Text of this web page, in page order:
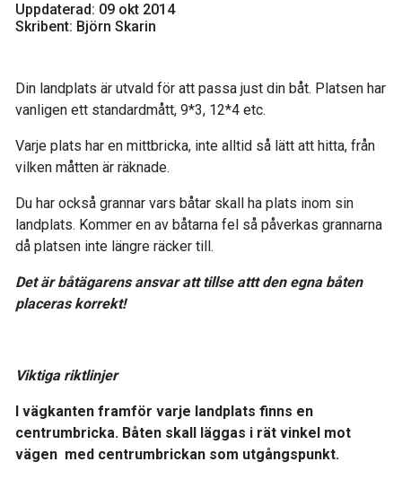
Uppdaterad: 09 okt 2014
Skribent: Björn Skarin
Din landplats är utvald för att passa just din båt. Platsen har
vanligen ett standardmått, 9*3, 12*4 etc.
Varje plats har en mittbricka, inte alltid så lätt att hitta, från
vilken måtten är räknade.
Du har också grannar vars båtar skall ha plats inom sin
landplats. Kommer en av båtarna fel så påverkas grannarna
då platsen inte längre räcker till.
Det är båtägarens ansvar att tillse attt den egna båten
placeras korrekt!
Viktiga riktlinjer
I vägkanten framför varje landplats finns en
centrumbricka. Båten skall läggas i rät vinkel mot
vägen med centrumbrickan som utgångspunkt.